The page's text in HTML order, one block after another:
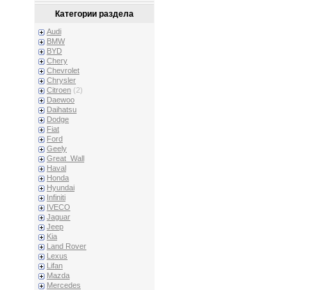
Категории раздела
Audi
BMW
BYD
Chery
Chevrolet
Chrysler
Citroen (2)
Daewoo
Daihatsu
Dodge
Fiat
Ford
Geely
Great_Wall
Haval
Honda
Hyundai
Infiniti
IVECO
Jaguar
Jeep
Kia
Land Rover
Lexus
Lifan
Mazda
Mercedes